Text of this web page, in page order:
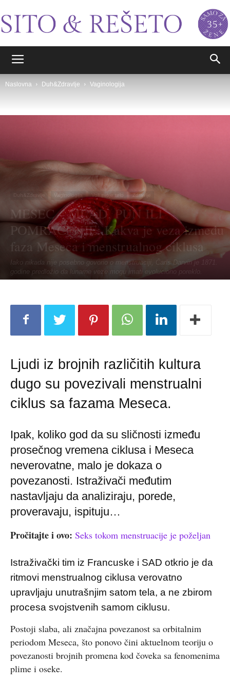
Naslovna Duh&Zdravlje Vaginologija
Duh&Zdravlje Vaginologija Voli svoje telo Zdravlje
MESEC – MLAD, PUN ILI
POMRAČENJE: Kakva je veza između
faza Meseca i menstrualnog ciklusa
Iako nikada nije posebno govorio o menstruaciji, Čarls Darvin je 1871.
godine predložio da lunarne veze mogu imati evoluciono poreklo.
Ljudi iz brojnih različitih kultura
dugo su povezivali menstrualni
ciklus sa fazama Meseca.
Ipak, koliko god da su sličnosti između
prosečnog vremena ciklusa i Meseca
neverovatne, malo je dokaza o
povezanosti. Istraživači međutim
nastavljaju da analiziraju, porede,
proveravaju, ispituju…
Pročitajte i ovo: Seks tokom menstruacije je poželjan
Istraživački tim iz Francuske i SAD otkrio je da
ritmovi menstrualnog ciklusa verovatno
upravljaju unutrašnjim satom tela, a ne zbirom
procesa svojstvenih samom ciklusu.
Postoji slaba, ali značajna povezanost sa orbitalnim
periodom Meseca, što ponovo čini aktuelnom teoriju o
povezanosti brojnih promena kod čoveka sa fenomenima
plime i oseke.